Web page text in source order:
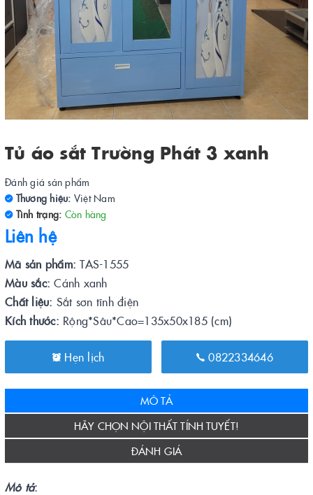
Tủ áo sắt Trường Phát 3 xanh
Đánh giá sản phẩm
Thương hiệu: Việt Nam
Tình trạng: Còn hàng
Liên hệ
Mã sản phẩm:TAS-1555
Màu sắc:Cánh xanh
Chất liệu: Sắt sơn tĩnh điện
Kích thước: Rộng*Sâu*Cao=135x50x185 (cm)
Hẹn lịch 0822334646
MÔ TẢ
HÃY CHỌN NỘI THẤT TÍNH TUYẾT!
ĐÁNH GIÁ
Mô tả: